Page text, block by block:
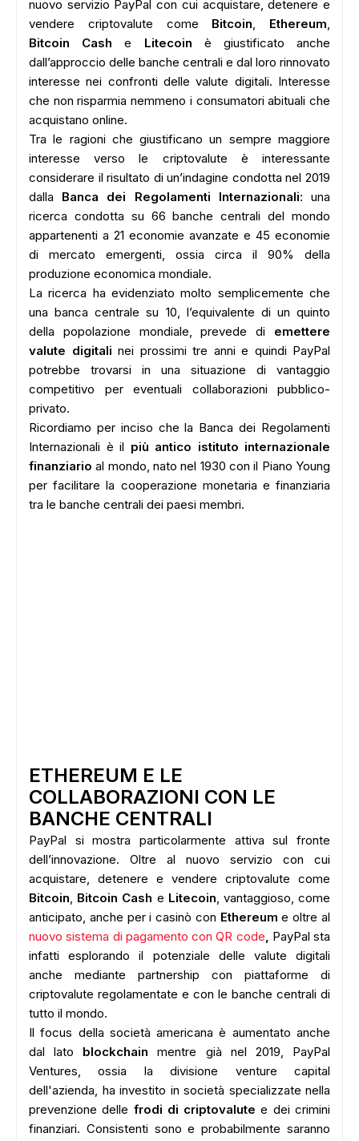
ADS
nuovo servizio PayPal con cui acquistare, detenere e
vendere criptovalute come Bitcoin, Ethereum,
Bitcoin Cash e Litecoin è giustificato anche
dall’approccio delle banche centrali e dal loro rinnovato
interesse nei confronti delle valute digitali. Interesse
che non risparmia nemmeno i consumatori abituali che
acquistano online.
Tra le ragioni che giustificano un sempre maggiore
interesse verso le criptovalute è interessante
considerare il risultato di un’indagine condotta nel 2019
dalla Banca dei Regolamenti Internazionali: una
ricerca condotta su 66 banche centrali del mondo
appartenenti a 21 economie avanzate e 45 economie
di mercato emergenti, ossia circa il 90% della
produzione economica mondiale.
La ricerca ha evidenziato molto semplicemente che
una banca centrale su 10, l’equivalente di un quinto
della popolazione mondiale, prevede di emettere
valute digitali nei prossimi tre anni e quindi PayPal
potrebbe trovarsi in una situazione di vantaggio
competitivo per eventuali collaborazioni pubblico-
privato.
Ricordiamo per inciso che la Banca dei Regolamenti
Internazionali è il più antico istituto internazionale
finanziario al mondo, nato nel 1930 con il Piano Young
per facilitare la cooperazione monetaria e finanziaria
tra le banche centrali dei paesi membri.
ETHEREUM E LE
COLLABORAZIONI CON LE
BANCHE CENTRALI
PayPal si mostra particolarmente attiva sul fronte
dell’innovazione. Oltre al nuovo servizio con cui
acquistare, detenere e vendere criptovalute come
Bitcoin, Bitcoin Cash e Litecoin, vantaggioso, come
anticipato, anche per i casinò con Ethereum e oltre al
nuovo sistema di pagamento con QR code, PayPal sta
infatti esplorando il potenziale delle valute digitali
anche mediante partnership con piattaforme di
criptovalute regolamentate e con le banche centrali di
tutto il mondo.
Il focus della società americana è aumentato anche
dal lato blockchain mentre già nel 2019, PayPal
Ventures, ossia la divisione venture capital
dell'azienda, ha investito in società specializzate nella
prevenzione delle frodi di criptovalute e dei crimini
finanziari. Consistenti sono e probabilmente saranno